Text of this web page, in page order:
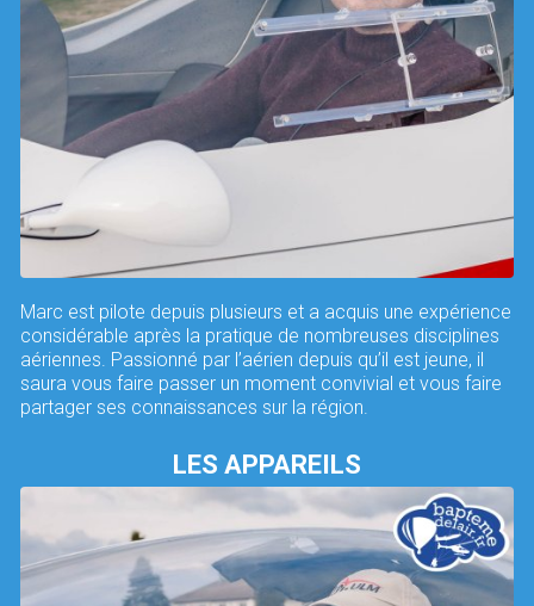
Marc est pilote depuis plusieurs et a acquis une expérience
considérable après la pratique de nombreuses disciplines
aériennes. Passionné par l’aérien depuis qu’il est jeune, il
saura vous faire passer un moment convivial et vous faire
partager ses connaissances sur la région.
LES APPAREILS